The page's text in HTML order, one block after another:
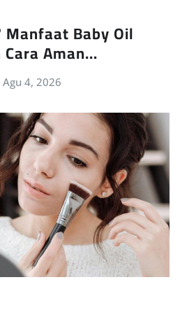
Baby Oil
Aman…
Agu 4, 2026